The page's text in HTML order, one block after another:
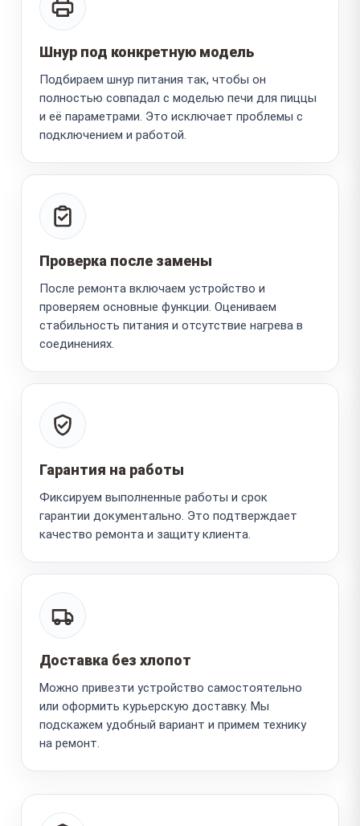
Шнур под конкретную модель
Подбираем шнур питания так, чтобы он
полностью совпадал с моделью печи для пиццы
и её параметрами. Это исключает проблемы с
подключением и работой.
Проверка после замены
После ремонта включаем устройство и
проверяем основные функции. Оцениваем
стабильность питания и отсутствие нагрева в
соединениях.
Гарантия на работы
Фиксируем выполненные работы и срок
гарантии документально. Это подтверждает
качество ремонта и защиту клиента.
Доставка без хлопот
Можно привезти устройство самостоятельно
или оформить курьерскую доставку. Мы
подскажем удобный вариант и примем технику
на ремонт.